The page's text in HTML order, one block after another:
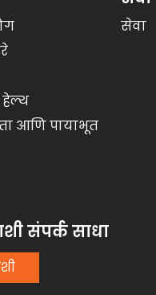
आणि पायाभूत
सेवा
संपर्क साधा